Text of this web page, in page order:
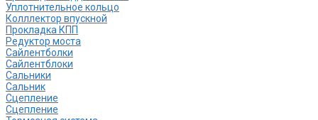
Уплотнительное кольцо
Колллектор впускной
Прокладка КПП
Редуктор моста
Сайлентболки
Сайлентблоки
Сальники
Сальник
Сцепление
Сцепление